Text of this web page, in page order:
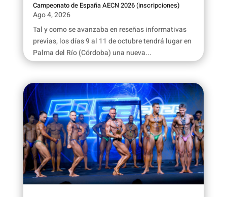
Campeonato de España AECN 2026 (inscripciones)
Ago 4, 2026
Tal y como se avanzaba en reseñas informativas
previas, los días 9 al 11 de octubre tendrá lugar en
Palma del Río (Córdoba) una nueva...